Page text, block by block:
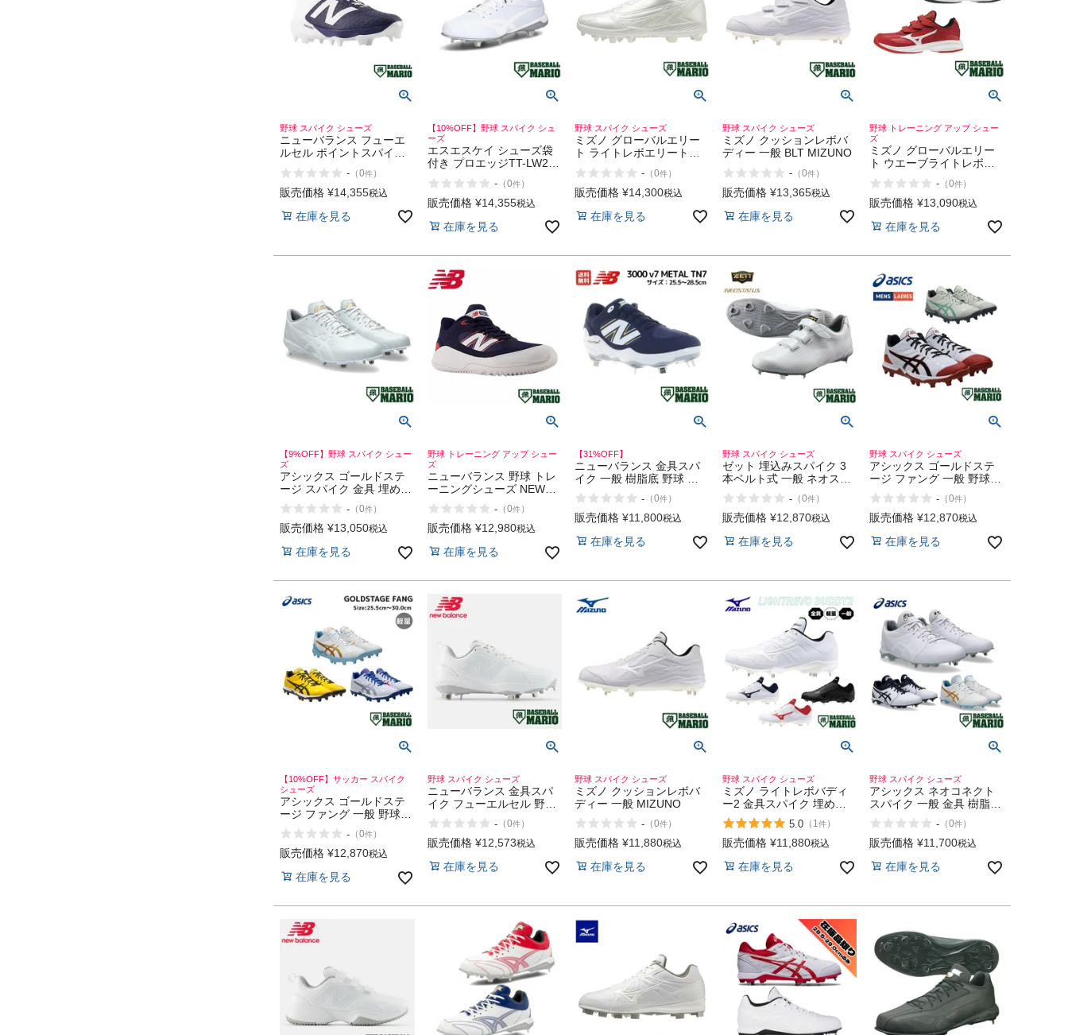
野球 スパイク シューズ
ニューバランス フューエ
ルセル ポイントスパイク
一般 NEW BALANCE
FuelCell 4040 v8 Molded
- （0件）
販売価格 ¥14,355税込
在庫を見る
【10%OFF】野球 スパイク シュ
ーズ
エスエスケイ シューズ袋
付き プロエッジTT-LW2
野球用スパイク 樹脂底 金
具 ホワイト×ホワイト 一
般 ベースボールマリオ 野
SSK proedge
-（0件）
販売価格 ¥14,355税込
在庫を見る
野球 スパイク シューズ
ミズノ グローバルエリー
ト ライトレボエリート
TPU ポイントスパイク 一
般 樹脂 軽量 反発性
ENERZY搭載 野球 ソフト
MIZUNO GlobalElite
- （0件）
販売価格 ¥14,300税込
在庫を見る
野球 スパイク シューズ
ミズノ クッションレボバ
ディー 一般 BLT MIZUNO
-（0件）
販売価格 ¥13,365税込
在庫を見る
野球 トレーニング アップ シュー
ズ
ミズノ グローバルエリー
ト ウエーブライトレボラ
ン エリート 一般 ベルト式
トレーニングシューズ 野
球 ソフトボール トレーニ
ューズ ベースボールマリ
- （0件）
販売価格 ¥13,090税込
在庫を見る
【9%OFF】野球 スパイク シュー
ズ
アシックス ゴールドステ
ージ スパイク 金具 埋め込
み式 一般 金属 樹脂底 野
球 シューズ 白スパイク 白
スパ 高校野球 asics
- （0件）
販売価格 ¥13,050税込
在庫を見る
野球 トレーニング アップ シュー
ズ
ニューバランス 野球 トレ
ーニングシューズ NEW
BALANCE Fresh Foam
3000v7 Turf-Trainer
-（0件）
販売価格 ¥12,980税込
在庫を見る
【31%OFF】
ニューバランス 金具スパ
イク 一般 樹脂底 野球 ス
パイク シューズ 固定式 埋
め込み式 ベースボールマ
リオ NEW BALANCE 3000
X アウトレット セール
- （0件）
販売価格 ¥11,800税込
在庫を見る
野球 スパイク シューズ
ゼット 埋込みスパイク 3
本ベルト式 一般 ネオステ
イタスWMB 野球 スパイク
シューズ 白スパイク 金具
金属 固定 ベースボールマ
WMB
-（0件）
販売価格 ¥12,870税込
在庫を見る
野球 スパイク シューズ
アシックス ゴールドステ
ージ ファング 一般 野球
スパイク シューズ スタッ
ド 固定 埋め込み 樹脂 ウ
レタン asics GOLDSTAGE
- （0件）
販売価格 ¥12,870税込
在庫を見る
【10%OFF】サッカー スパイク
シューズ
アシックス ゴールドステ
ージ ファング 一般 野球
スパイク シューズ スタッ
ド 固定 埋め込み 樹脂 ウ
レタン asics GOLDSTAGE
- （0件）
販売価格 ¥12,870税込
在庫を見る
野球 スパイク シューズ
ニューバランス 金具スパ
イク フューエルセル 野球
スパイク シューズ NEW
BALANCE 1000 v1 Metal
-（0件）
販売価格 ¥12,573税込
在庫を見る
野球 スパイク シューズ
ミズノ クッションレボバ
ディー 一般 MIZUNO
- （0件）
販売価格 ¥11,880税込
在庫を見る
野球 スパイク シューズ
ミズノ ライトレボバディ
ー2 金具スパイク 埋め込
み式 一般 高校野球対応有
り 野球 スパイク シューズ
金属 固定式 MIZUNO
5.0（ 1件）
販売価格 ¥11,880税込
在庫を見る
野球 スパイク シューズ
アシックス ネオコネクト
スパイク 一般 金具 樹脂
ハイブリッドソール 野球
シューズ 高校野球 ベース
ボールマリオ asics
- （0件）
販売価格 ¥11,700税込
在庫を見る